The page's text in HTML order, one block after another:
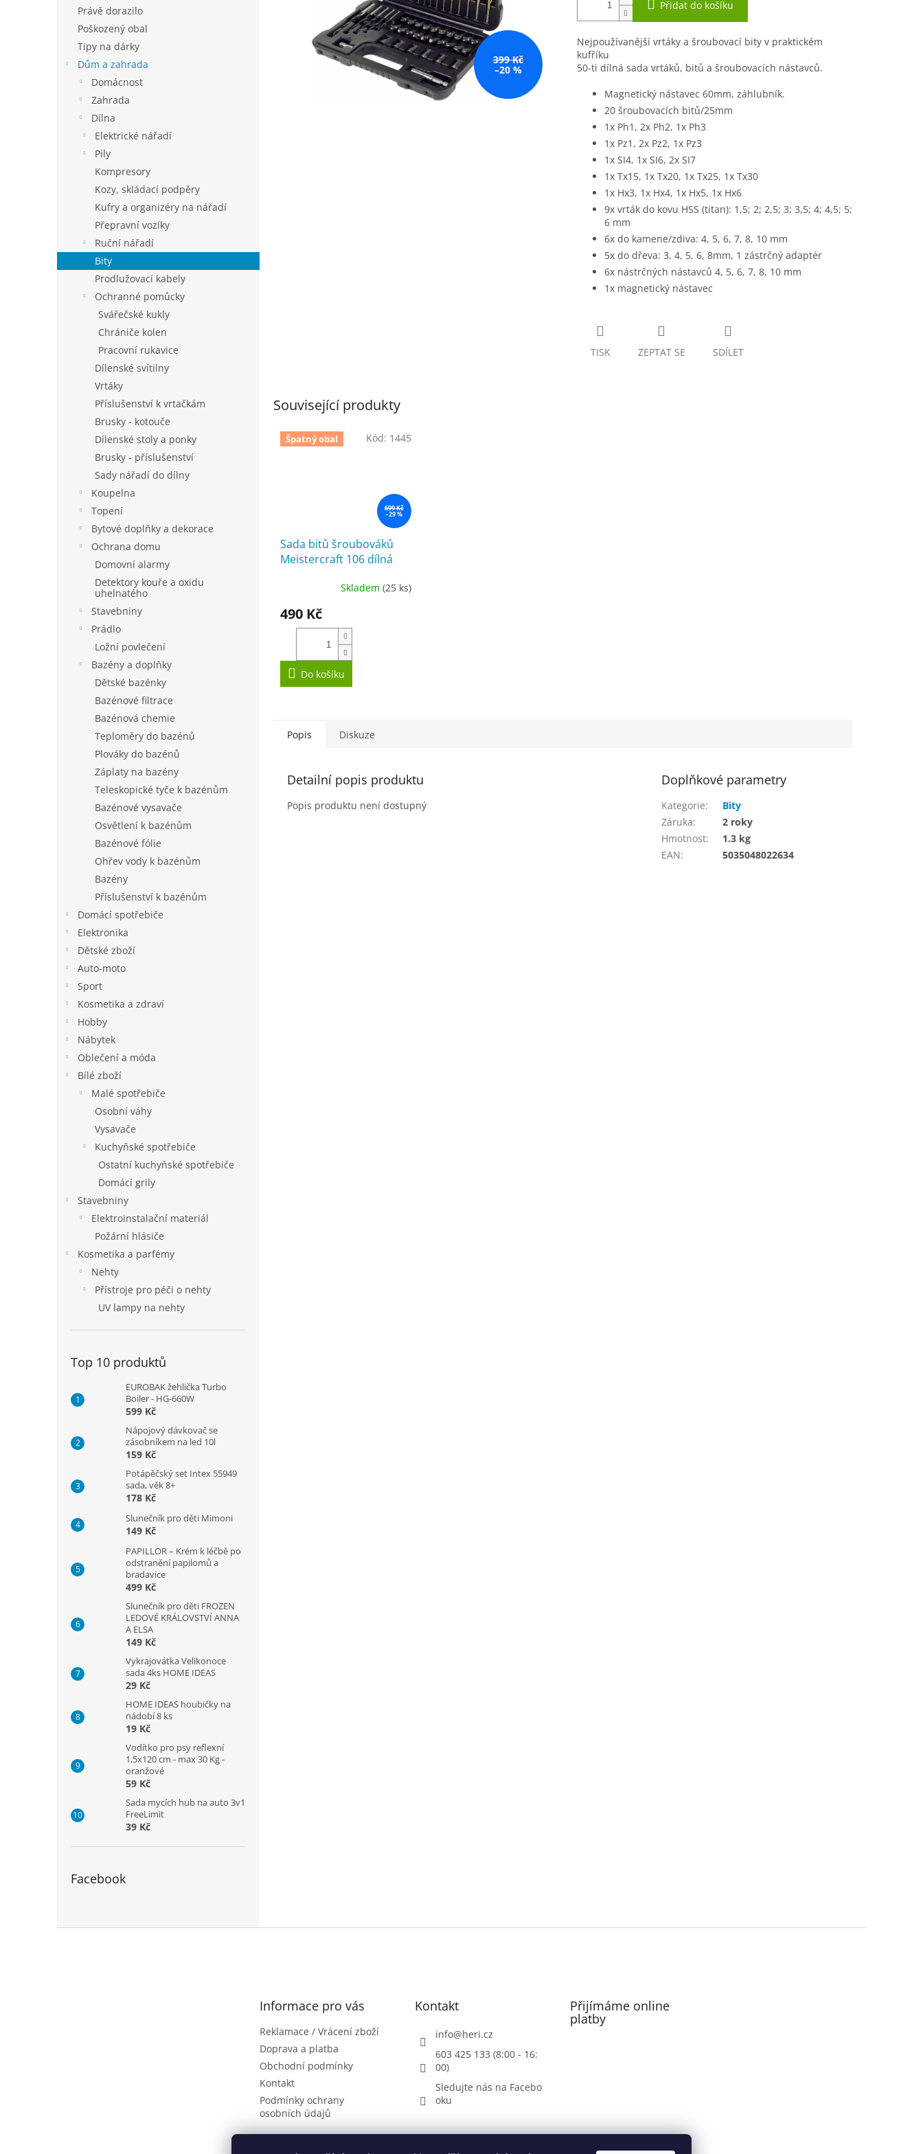
Právě dorazilo
Poškozený obal
Tipy na dárky
Dům a zahrada
Domácnost
Zahrada
Dílna
Elektrické nářadí
Pily
Kompresory
Kozy, skládací podpěry
Kufry a organizéry na nářadí
Přepravní vozíky
Ruční nářadí
Bity
Prodlužovací kabely
Ochranné pomůcky
Svářečské kukly
Chrániče kolen
Pracovní rukavice
Dílenské svítilny
Vrtáky
Příslušenství k vrtačkám
Brusky - kotouče
Dílenské stoly a ponky
Brusky - příslušenství
Sady nářadí do dílny
Koupelna
Topení
Bytové doplňky a dekorace
Ochrana domu
Domovní alarmy
Detektory kouře a oxidu
uhelnatého
Stavebniny
Prádlo
Ložní povlečení
Bazény a doplňky
Dětské bazénky
Bazénové filtrace
Bazénová chemie
Teploměry do bazénů
Plováky do bazénů
Záplaty na bazény
Teleskopické tyče k bazénům
Bazénové vysavače
Osvětlení k bazénům
Bazénové fólie
Ohřev vody k bazénům
Bazény
Příslušenství k bazénům
Domácí spotřebiče
Elektronika
Dětské zboží
Auto-moto
Sport
Kosmetika a zdraví
Hobby
Nábytek
Oblečení a móda
Bílé zboží
Malé spotřebiče
Osobní váhy
Vysavače
Kuchyňské spotřebiče
Ostatní kuchyňské spotřebiče
Domácí grily
Stavebniny
Elektroinstalační materiál
Požární hlásiče
Kosmetika a parfémy
Nehty
Přístroje pro péči o nehty
UV lampy na nehty
Top 10 produktů
EUROBAK žehlička Turbo
Boiler - HG-660W
599 Kč
Nápojový dávkovač se
zásobníkem na led 10l
159 Kč
Potápěčský set Intex 55949
sada, věk 8+
178 Kč
Slunečník pro děti Mimoni
149 Kč
PAPILLOR – Krém k léčbě po
odstranění papilomů a
bradavice
499 Kč
Slunečník pro děti FROZEN
LEDOVÉ KRÁLOVSTVÍ ANNA
A ELSA
149 Kč
Vykrajovátka Velikonoce
sada 4ks HOME IDEAS
29 Kč
HOME IDEAS houbičky na
nádobí 8 ks
19 Kč
Vodítko pro psy reflexní
1,5x120 cm - max 30 Kg -
oranžové
59 Kč
Sada mycích hub na auto 3v1
FreeLimit
39 Kč
Facebook
399 Kč
–20 %
Přidat do košíku
Nejpoužívanější vrtáky a šroubovací bity v praktickém
kufříku
50-ti dílná sada vrtáků, bitů a šroubovacích nástavců.
Magnetický nástavec 60mm, záhlubník.
20 šroubovacích bitů/25mm
1x Ph1, 2x Ph2, 1x Ph3
1x Pz1, 2x Pz2, 1x Pz3
1x SI4, 1x SI6, 2x SI7
1x Tx15, 1x Tx20, 1x Tx25, 1x Tx30
1x Hx3, 1x Hx4, 1x Hx5, 1x Hx6
9x vrták do kovu HSS (titan): 1,5; 2; 2,5; 3; 3,5; 4; 4,5; 5;
6 mm
6x do kamene/zdiva: 4, 5, 6, 7, 8, 10 mm
5x do dřeva: 3, 4, 5, 6, 8mm, 1 zástrčný adaptér
6x nástrčných nástavců 4, 5, 6, 7, 8, 10 mm
1x magnetický nástavec
TISK ZEPTAT SE SDÍLET
Související produkty
Špatný obal
699 Kč
–29 %
Sada bitů šroubováků
Meistercraft 106 dílná
produktu
hvězdiček.
Skladem (25 ks)
490 Kč
Do košíku
Kód: 1445
Popis Diskuze
Detailní popis produktu
Popis produktu není dostupný
Doplňkové parametry
Kategorie:
Bity
Záruka:
2 roky
Hmotnost:
1.3 kg
EAN: 5035048022634
Informace pro vás
Reklamace / Vrácení zboží
Doprava a platba
Obchodní podmínky
Kontakt
Podmínky ochrany
osobních údajů
Kontakt
info@heri.cz
603 425 133 (8:00 - 16:
00)
Sledujte nás na Facebo
oku
Přijímáme online
platby